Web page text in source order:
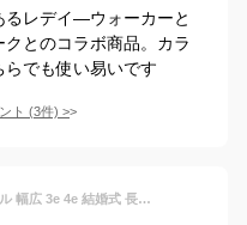
るレデイ―ウォーカーと
とのコラボ商品。カラ
でも使い易いです
ト (3件) >
本革 パンプス 痛くない ローヒール 幅広 3e 4e 結婚式 長時間 疲れない 歩きやすい パンプス オフィス コンフォートシューズ 冠婚葬祭 就活 リクルート 仕事 フォーマル 結婚式 卒業式 卒園式 入園式 入学式 4000 4001 4002 4003 4004 4005 4008 送料無料